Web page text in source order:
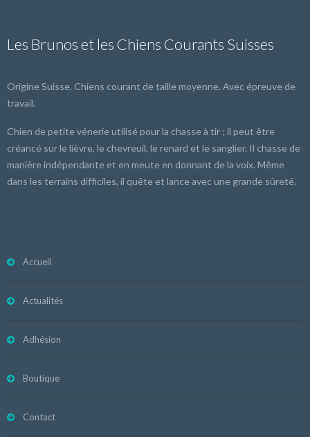
Les Brunos et les Chiens Courants Suisses
Origine Suisse. Chiens courant de taille moyenne. Avec épreuve de
travail.
Chien de petite vénerie utilisé pour la chasse à tir ; il peut être
créancé sur le lièvre, le chevreuil, le renard et le sanglier. Il chasse de
manière indépendante et en meute en donnant de la voix. Même
dans les terrains difficiles, il quête et lance avec une grande sûreté.
Accueil
Actualités
Adhésion
Boutique
Contact